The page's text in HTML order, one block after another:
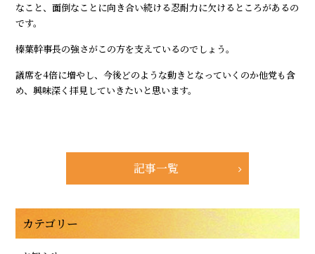
なこと、面倒なことに向き合い続ける忍耐力に欠けるところがあるの
です。
榛葉幹事長の強さがこの方を支えているのでしょう。
議席を4倍に増やし、今後どのような動きとなっていくのか他党も含
め、興味深く拝見していきたいと思います。
記事一覧
カテゴリー